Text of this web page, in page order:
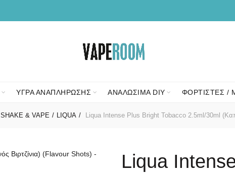
ΥΓΡΑ ΑΝΑΠΛΗΡΩΣΗΣ ΑΝΑΛΩΣΙΜΑ DIY ΦΟΡΤΙΣΤΕΣ /
SHAKE & VAPE LIQUA Liqua Intense Plus Bright Tobacco 2.5ml/30ml
Liqua